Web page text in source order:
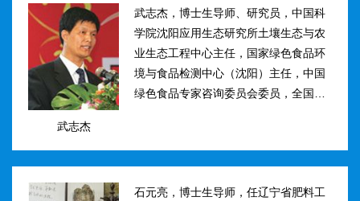
武志杰
武志杰，博士生导师、研究员，中国科
学院沈阳应用生态研究所土壤生态与农
业生态工程中心主任，国家绿色食品环
境与食品检测中心（沈阳）主任，中国
绿色食品专家咨询委员会委员，全国肥
学调控、新型缓控释肥料研制；土壤...
石元亮，博士生导师，任辽宁省肥料工